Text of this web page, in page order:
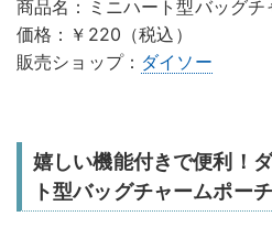
商品名：ミニハート型バッグチ
価格：￥220（税込）
販売ショップ： ダイソー
嬉しい機能付きで便利！
ト型バッグチャームポーチ